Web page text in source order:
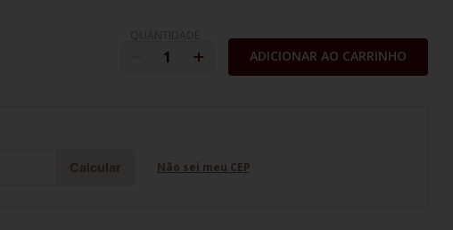
ADICIONAR AO CARRINHO
Calcular Não sei meu CEP